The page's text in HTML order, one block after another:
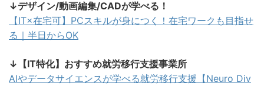
↓デザイン/動画編集/CADが学べる！
【IT×在宅可】PCスキルが身につく！在宅ワークも目指せ
る｜半日からOK
↓【IT特化】おすすめ就労移行支援事業所
AIやデータサイエンスが学べる就労移行支援【Neuro Div